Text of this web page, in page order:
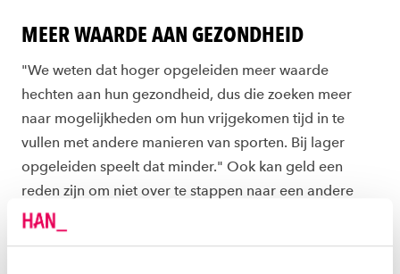
MEER WAARDE AAN GEZONDHEID
"We weten dat hoger opgeleiden meer waarde
hechten aan hun gezondheid, dus die zoeken meer
naar mogelijkheden om hun vrijgekomen tijd in te
vullen met andere manieren van sporten. Bij lager
opgeleiden speelt dat minder." Ook kan geld een
reden zijn om niet over te stappen naar een andere
sport. "Voor wielrennen zijn bijvoorbeeld een fiets en